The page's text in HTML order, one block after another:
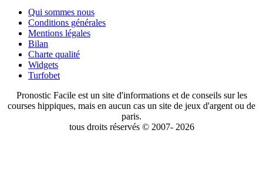
Qui sommes nous
Conditions générales
Mentions légales
Bilan
Charte qualité
Widgets
Turfobet
Pronostic Facile est un site d'informations et de conseils sur les
courses hippiques, mais en aucun cas un site de jeux d'argent ou de
paris.
tous droits réservés © 2007- 2026